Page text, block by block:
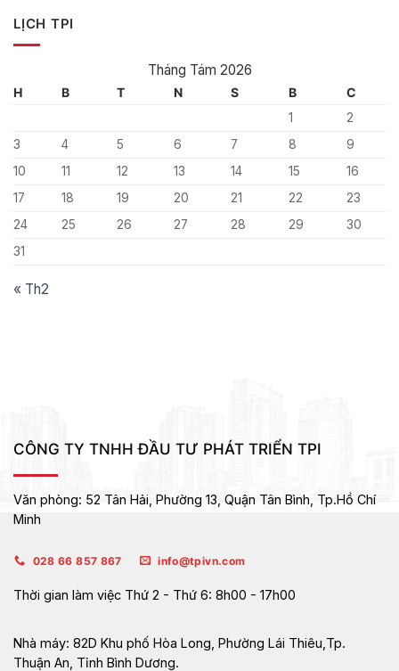
LỊCH TPI
Tháng Tám 2026
H B T N S B
C
1
2
3
4 5 6 7 8
9
10
11 12 13 14 15
16
17
18 19 20 21 22
23
24
25 26 27 28 29
30
31
« Th2
CÔNG TY TNHH ĐẦU TƯ PHÁT TRIỂN TPI
Văn phòng: 52 Tân Hải, Phường 13, Quận Tân Bình, Tp.Hồ Chí
Minh
028 66 857 867 info@tpivn.com
Thời gian làm việc Thứ 2 - Thứ 6: 8h00 - 17h00
Nhà máy: 82D Khu phố Hòa Long, Phường Lái Thiêu,Tp.
Thuận An, Tỉnh Bình Dương.